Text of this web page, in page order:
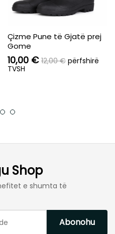
Çizme Pune të Gjatë prej
Gome
10,00 € 12,00€ përfshirë
TVSH
Shop
e shumta të